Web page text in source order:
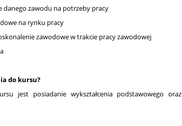
danego zawodu na potrzeby pracy
na rynku pracy
zawodowe w trakcie pracy zawodowej
do kursu?
jest posiadanie wykształcenia podstawowego oraz